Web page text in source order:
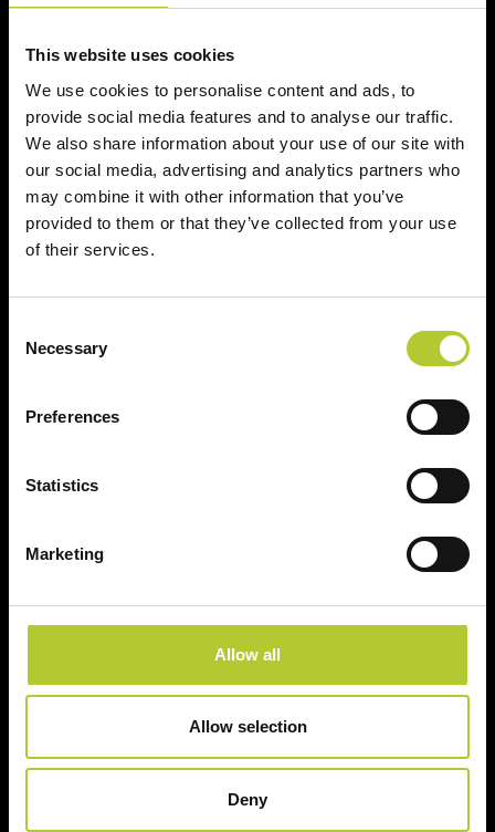
This website uses cookies
We use cookies to personalise content and ads, to
provide social media features and to analyse our traffic.
We also share information about your use of our site with
our social media, advertising and analytics partners who
may combine it with other information that you’ve
provided to them or that they’ve collected from your use
of their services.
Selection
Necessary
Preferences
Statistics
Marketing
Allow all
Allow selection
Deny
CAP
Continua
Ci prendiamo cura dei nostri clienti
consolidata nel tempo